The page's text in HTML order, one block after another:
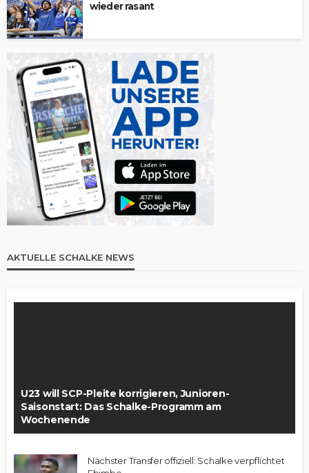
wieder rasant
AKTUELLE SCHALKE NEWS
U23 will SCP-Pleite korrigieren, Junioren-
Saisonstart: Das Schalke-Programm am
Wochenende
Nächster Transfer offiziell: Schalke verpflichtet